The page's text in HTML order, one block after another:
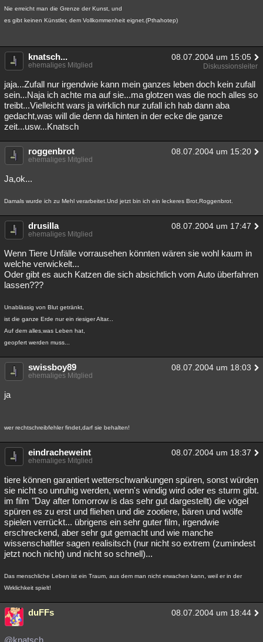
Nie erreicht man die Grenze der Kunst, und
es gibt keinen Künstler, dem Vollkommenheit eignet.(Pthahotep)
knatsch... 08.07.2004 um 15:05
ehemaliges Mitglied Diskussionsleiter
jaja...Zufall nur irgendwie kann mein ganzes leben doch kein zufall
sein...Naja ich achte ma auf sie...ma glotzen was die noch alles so
treibt...Vielleicht wars ja wirklich nur zufall ich hab dann aba
gedacht,was will die denn da hinten in der ecke die ganze
zeit...usw...Knatsch
roggenbrot 08.07.2004 um 15:20
ehemaliges Mitglied
Ja,ok...
Damals wurde ich zu Mehl verarbeitet.Und jetzt bin ich ein leckeres Brot,Roggenbrot.
drusilla 08.07.2004 um 17:47
ehemaliges Mitglied
Wenn Tiere Unfälle vorrausehen könnten wären sie wohl kaum in
welche verwickelt...
Oder gibt es auch Katzen die sich absichtlich vom Auto überfahren
lassen???
Unablässig von Blut getränkt,
ist die ganze Erde nur ein riesiger Altar...
Auf dem alles,was Leben hat,
geopfert werden muss...
swissboy89 08.07.2004 um 18:03
ehemaliges Mitglied
ja
wer rechtschreibfehler findet,darf sie behalten!
eindracheweint 08.07.2004 um 18:37
ehemaliges Mitglied
tiere können garantiert wetterschwankungen spüren, sonst würden
sie nicht so unruhig werden, wenn's windig wird oder es sturm gibt.
im film "Day after tomorrow is das sehr gut dargestellt) die vögel
spüren es zu erst und fliehen und die zootiere, bären und wölfe
spielen verrückt... übrigens ein sehr guter film, irgendwie
erschreckend, aber sehr gut gemacht und wie manche
wissenschaftler sagen realisitsch (nur nicht so extrem (zumindest
jetzt noch nicht) und nicht so schnell)...
Das menschliche Leben ist ein Traum, aus dem man nicht erwachen kann, weil er in der
Wirklichkeit spielt!
duFFs 08.07.2004 um 18:44
@knatsch